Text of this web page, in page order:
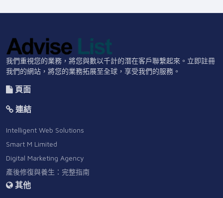
我們重視您的業務，將您與數以千計的潛在客戶聯繫起來。立即註冊
我們的網站，將您的業務拓展至全球，享受我們的服務。
頁面
連結
Intelligent Web Solutions
Smart M Limited
Digital Marketing Agency
產後修復與養生：完整指南
其他